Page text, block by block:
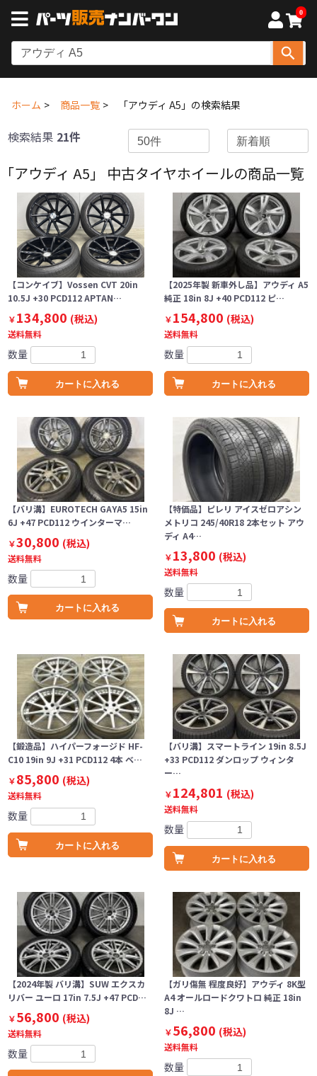
0
ホーム 商品一覧 「アウディ A5」の検索結果
検索結果 21件
「アウディ A5」 中古タイヤホイールの商品一覧
【コンケイブ】Vossen CVT 20in
10.5J +30 PCD112 APTAN…
￥134,800 (税込)
送料無料
数量
カートに入れる
【2025年製 新車外し品】アウディ A5
純正 18in 8J +40 PCD112 ピ…
￥154,800 (税込)
送料無料
数量
カートに入れる
【バリ溝】EUROTECH GAYA5 15in
6J +47 PCD112 ウインターマ…
￥30,800 (税込)
送料無料
数量
カートに入れる
【特価品】ピレリ アイスゼロアシン
メトリコ 245/40R18 2本セット アウ
ディ A4…
￥13,800 (税込)
送料無料
数量
カートに入れる
【鍛造品】ハイパーフォージド HF-
C10 19in 9J +31 PCD112 4本 ベ…
￥85,800 (税込)
送料無料
数量
カートに入れる
【バリ溝】スマートライン 19in 8.5J
+33 PCD112 ダンロップ ウィンタ
ー…
￥124,801 (税込)
送料無料
数量
カートに入れる
【2024年製 バリ溝】SUW エクスカ
リバー ユーロ 17in 7.5J +47 PCD…
￥56,800 (税込)
送料無料
数量
【ガリ傷無 程度良好】アウディ 8K型
A4 オールロードクワトロ 純正 18in
8J …
￥56,800 (税込)
送料無料
数量